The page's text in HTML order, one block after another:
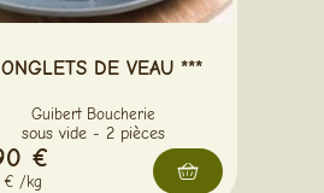
DE VEAU ***
Guibert Boucherie
sous vide - 2 pièces
€
€ /kg